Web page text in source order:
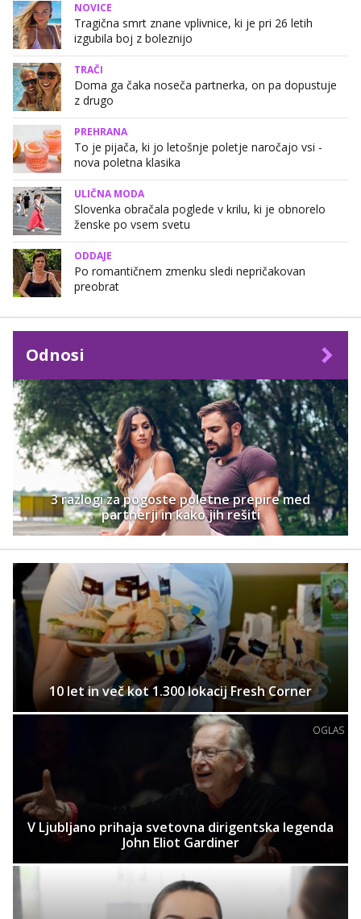
NOVICE
Tragična smrt znane vplivnice, ki je pri 26 letih
izgubila boj z boleznijo
TRAČI
Doma ga čaka noseča partnerka, on pa dopustuje
z drugo
PREHRANA
To je pijača, ki jo letošnje poletje naročajo vsi -
nova poletna klasika
ULIČNA MODA
Slovenka obračala poglede v krilu, ki je obnorelo
ženske po vsem svetu
ODDAJE
Po romantičnem zmenku sledi nepričakovan
preobrat
Odnosi
3 razlogi za pogoste poletne prepire med
partnerji in kako jih rešiti
10 let in več kot 1.300 lokacij Fresh Corner
OGLAS
V Ljubljano prihaja svetovna dirigentska legenda
John Eliot Gardiner